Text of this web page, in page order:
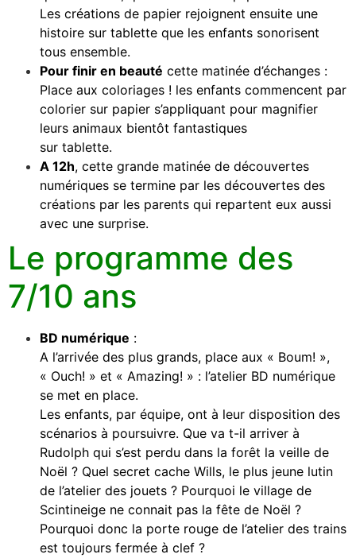
Les créations de papier rejoignent ensuite une
histoire sur tablette que les enfants sonorisent
tous ensemble.
Pour finir en beauté cette matinée d’échanges :
Place aux coloriages ! les enfants commencent par
colorier sur papier s’appliquant pour magnifier
leurs animaux bientôt fantastiques
sur tablette.
A 12h, cette grande matinée de découvertes
numériques se termine par les découvertes des
créations par les parents qui repartent eux aussi
avec une surprise.
Le programme des
7/10 ans
BD numérique :
A l’arrivée des plus grands, place aux « Boum! »,
« Ouch! » et « Amazing! » : l’atelier BD numérique
se met en place.
Les enfants, par équipe, ont à leur disposition des
scénarios à poursuivre. Que va t-il arriver à
Rudolph qui s’est perdu dans la forêt la veille de
Noël ? Quel secret cache Wills, le plus jeune lutin
de l’atelier des jouets ? Pourquoi le village de
Scintineige ne connait pas la fête de Noël ?
Pourquoi donc la porte rouge de l’atelier des trains
est toujours fermée à clef ?